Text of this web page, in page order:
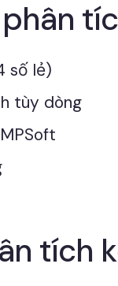
số lẻ)
tùy dòng
tích